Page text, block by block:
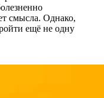
смысла. Однако,
ещё не одну